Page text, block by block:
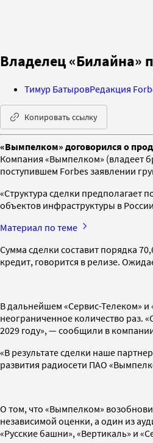
Владелец «Билайна»
Тимур БатыровРедакция
Копировать ссылку
«Вымпелком» договорился о
Компания «Вымпелком» (владеет
поступившем Forbes заявлении
«Структура сделки
объектов инфраструктуры в
Материал по теме
Сумма сделки составит порядка
кредит, говорится в релизе.
В дальнейшем «Сервис-Телеком»
неограниченное количество раз.
2029 году», — сообщили в
«В результате сделки наше
развития радиосети ПАО
О том, что «Вымпелком»
независимой оценки, а один из
«Русские башни», «Вертикаль» и